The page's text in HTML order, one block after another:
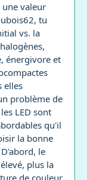
valeur
tu
vs. la
énergivore et
elles
problème de
LED sont
qu'il
la bonne
le
plus la
de couleur